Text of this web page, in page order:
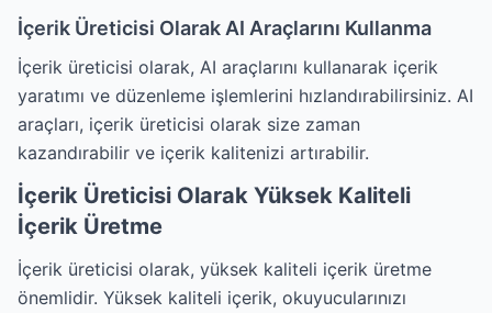
İçerik Üreticisi Olarak AI Araçlarını Kullanma
İçerik üreticisi olarak, AI araçlarını kullanarak içerik
yaratımı ve düzenleme işlemlerini hızlandırabilirsiniz. AI
araçları, içerik üreticisi olarak size zaman
kazandırabilir ve içerik kalitenizi artırabilir.
İçerik Üreticisi Olarak Yüksek Kaliteli
İçerik Üretme
İçerik üreticisi olarak, yüksek kaliteli içerik üretme
önemlidir. Yüksek kaliteli içerik, okuyucularınızı